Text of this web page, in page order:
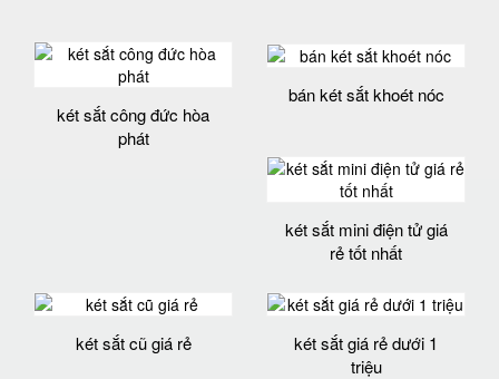
két sắt công đức hòa
phát
bán két sắt khoét nóc
két sắt mini điện tử giá
rẻ tốt nhất
két sắt cũ giá rẻ
két sắt giá rẻ dưới 1
triệu